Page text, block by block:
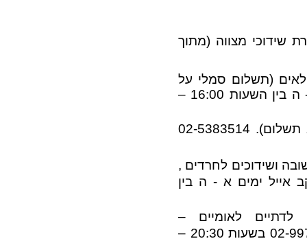
שידוכי מצווה (מתוך
(תשלום סמלי על
הוצאות) 052-2400135 אהרון בימים א - ה בין השעות 16:00 –
תשלום) . 02-5383514
ושידוכים לחרדים ,
יעקב אייל ימים א - ה בין
לדתיים לאומיים –
) 02-9978321 בשעות 20:30 –